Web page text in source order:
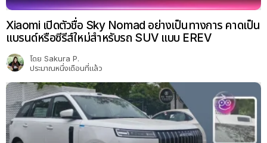
Xiaomi เปิดตัวชื่อ Sky Nomad อย่างเป็นทางการ คาดเป็น
แบรนด์หรือซีรีส์ใหม่สำหรับรถ SUV แบบ EREV
โดย Sakura P.
ประมาณหนึ่งเดือนที่แล้ว